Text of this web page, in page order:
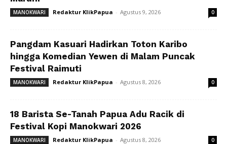
MANOKWARI Redaktur KlikPapua - Agustus 9, 2026 0
Pangdam Kasuari Hadirkan Toton Karibo
hingga Komedian Yewen di Malam Puncak
Festival Raimuti
MANOKWARI Redaktur KlikPapua - Agustus 8, 2026 0
18 Barista Se-Tanah Papua Adu Racik di
Festival Kopi Manokwari 2026
MANOKWARI Redaktur KlikPapua - Agustus 8, 2026 0